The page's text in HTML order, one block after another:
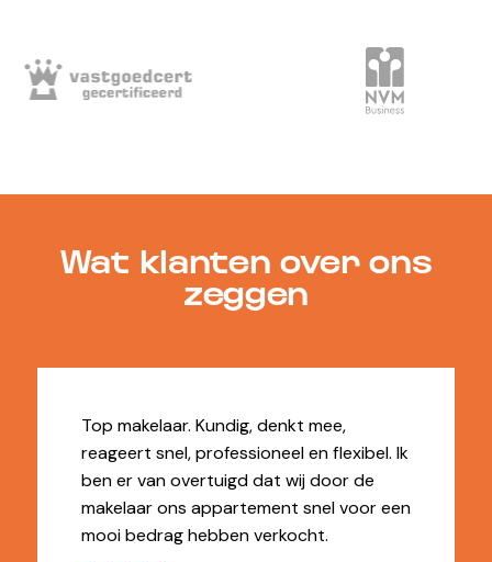
Wat klanten over ons
zeggen
Top makelaar. Kundig, denkt mee,
reageert snel, professioneel en flexibel. Ik
ben er van overtuigd dat wij door de
makelaar ons appartement snel voor een
mooi bedrag hebben verkocht.